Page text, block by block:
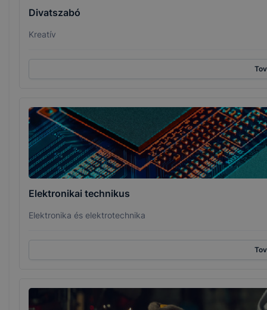
Divatszabó
Kreatív
Elektronikai technikus
Elektronika és elektrotechnika